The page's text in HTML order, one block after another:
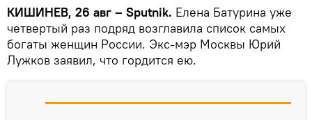
КИШИНЕВ, 26 авг – Sputnik. Елена Батурина уже
четвертый раз подряд возглавила список самых
богаты женщин России. Экс-мэр Москвы Юрий
Лужков заявил, что гордится ею.